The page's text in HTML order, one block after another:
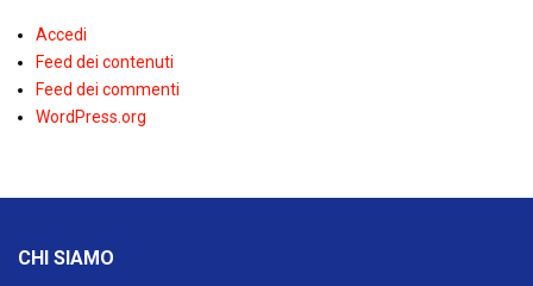
Accedi
Feed dei contenuti
Feed dei commenti
WordPress.org
CHI SIAMO